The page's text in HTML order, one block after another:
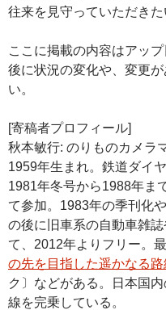
往来を見守っていただきた
ここに掲載の内容はアッ
後に状況の変化や、変更
い。
[寄稿者プロフィール]
秋本敏行: のりものカメラ
1959年生まれ。鉄道ダイ
1981年冬号から1988年ま
て参加。1983年の季刊化
の後に旧車系の自動車雑
て、2012年よりフリー。
の先を目指した遥かなる
ク〕などがある。日本国
線を完乗している。